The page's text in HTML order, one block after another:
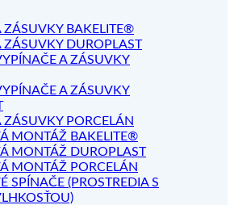
ZÁSUVKY BAKELITE®
ZÁSUVKY DUROPLAST
A ZÁSUVKY
A ZÁSUVKY
ZÁSUVKY PORCELÁN
MONTÁŽ BAKELITE®
MONTÁŽ DUROPLAST
MONTÁŽ PORCELÁN
SPÍNAČE (PROSTREDIA S